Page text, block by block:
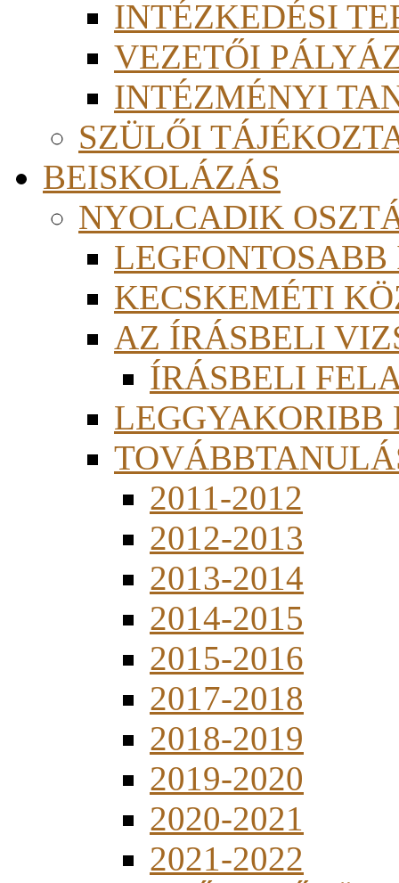
INTÉZKEDÉSI
VEZETŐI
INTÉZMÉNYI
SZÜLŐI
BEISKOLÁZÁS
NYOLCADIK
KECSKEMÉTI
AZ ÍRÁSBELI
ÍRÁSBELI
LEGGYAKORIBB
2011-2012
2012-2013
2013-2014
2014-2015
2015-2016
2017-2018
2018-2019
2019-2020
2020-2021
2021-2022